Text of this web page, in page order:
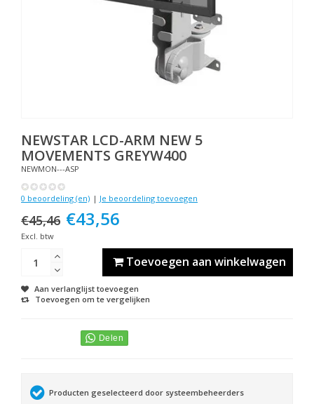
NEWSTAR LCD-ARM NEW 5
MOVEMENTS GREYW400
NEWMON---ASP
0 beoordeling (en) | Je beoordeling toevoegen
€45,46 €43,56
Excl. btw
Toevoegen aan winkelwagen
Aan verlanglijst toevoegen
Toevoegen om te vergelijken
Producten geselecteerd door systeembeheerders